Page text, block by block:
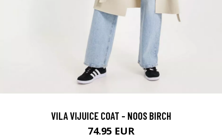
VILA VIJUICE COAT - NOOS BIRCH
74.95 EUR